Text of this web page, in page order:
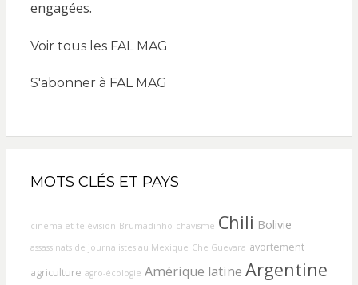
Voir tous les FAL MAG
S'abonner à FAL MAG
MOTS CLÉS ET PAYS
cinéma et télévision Brumadinho chavisme Chili Bolivie
assassinats de journalistes au Mexique Che Guevara avortement
agriculture agro-écologie Amérique latine Argentine